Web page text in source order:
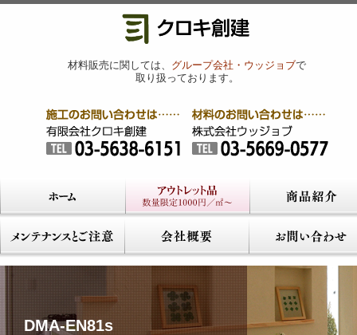
材料販売に関しては、 グループ会社・ウッジョブで
取り扱っております。
DMA-EN81s